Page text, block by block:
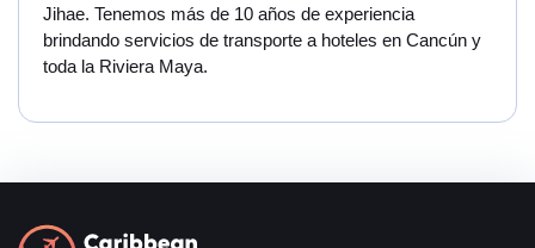
Jihae. Tenemos más de 10 años de experiencia
brindando servicios de transporte a hoteles en Cancún y
toda la Riviera Maya.